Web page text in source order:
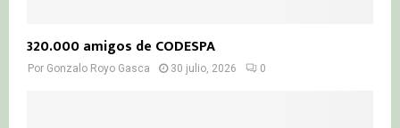
320.000 amigos de CODESPA
Por Gonzalo Royo Gasca 30 julio, 2026 0